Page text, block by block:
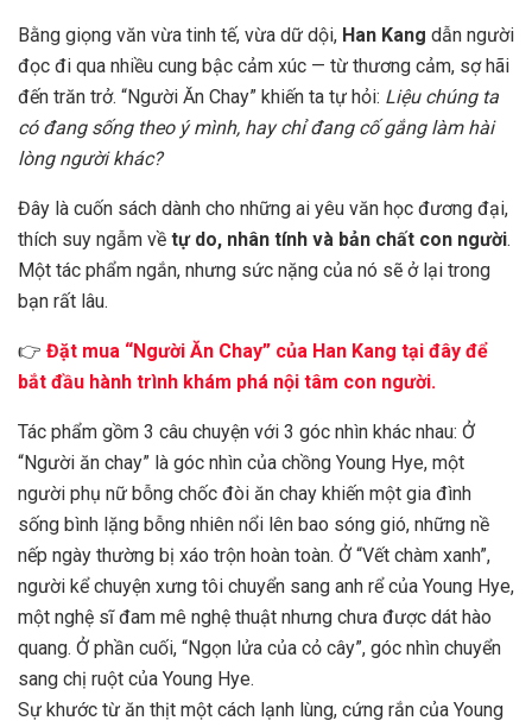
Bằng giọng văn vừa tinh tế, vừa dữ dội, Han Kang dẫn người
đọc đi qua nhiều cung bậc cảm xúc — từ thương cảm, sợ hãi
đến trăn trở. “Người Ăn Chay” khiến ta tự hỏi: Liệu chúng ta
có đang sống theo ý mình, hay chỉ đang cố gắng làm hài
lòng người khác?
Đây là cuốn sách dành cho những ai yêu văn học đương đại,
thích suy ngẫm về tự do, nhân tính và bản chất con người.
Một tác phẩm ngắn, nhưng sức nặng của nó sẽ ở lại trong
bạn rất lâu.
👉 Đặt mua “Người Ăn Chay” của Han Kang tại đây để
bắt đầu hành trình khám phá nội tâm con người.
Tác phẩm gồm 3 câu chuyện với 3 góc nhìn khác nhau: Ở
“Người ăn chay” là góc nhìn của chồng Young Hye, một
người phụ nữ bỗng chốc đòi ăn chay khiến một gia đình
sống bình lặng bỗng nhiên nổi lên bao sóng gió, những nề
nếp ngày thường bị xáo trộn hoàn toàn. Ở “Vết chàm xanh”,
người kể chuyện xưng tôi chuyển sang anh rể của Young Hye,
một nghệ sĩ đam mê nghệ thuật nhưng chưa được dát hào
quang. Ở phần cuối, “Ngọn lửa của cỏ cây”, góc nhìn chuyển
sang chị ruột của Young Hye.
Sự khước từ ăn thịt một cách lạnh lùng, cứng rắn của Young